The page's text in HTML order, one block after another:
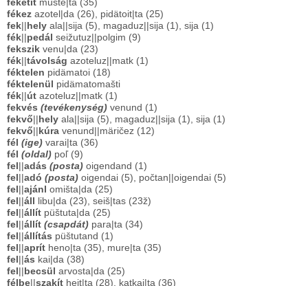
feketít muste|ta (35)
fékez azotel|da (26), pidätoit|ta (25)
fek
hely ala||sija (5), magaduz||sija (1), sija (1)
fék pedál seižutuz||polgim (9)
fekszik venu|da (23)
fék távolság azoteluz||matk (1)
féktelen pidämatoi (18)
féktelenül pidämatomašti
fék út azoteluz||matk (1)
fekvés (tevékenység) venund (1)
fekvő
hely ala||sija (5), magaduz||sija (1), sija (1)
fekvő
kúra venund||märičez (12)
fél (ige) varai|ta (36)
fél (oldal) poľ (9)
fel
adás (posta) oigendand (1)
fel
adó (posta) oigendai (5), počtan||oigendai (5)
fel
ajánl omišta|da (25)
fel
áll
libu|da (23), seiš|tas (23ž)
fel
állít püštuta|da (25)
fel
állít (csapdát) para|ta (34)
fel
állítás püštutand (1)
fel
aprít heno|ta (35), mure|ta (35)
fel
ás kai|da (38)
fel
becsül arvosta|da (25)
félbe szakít heit|ta (28), katkai|ta (36)